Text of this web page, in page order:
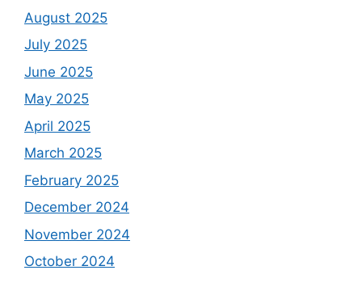
August 2025
July 2025
June 2025
May 2025
April 2025
March 2025
February 2025
December 2024
November 2024
October 2024